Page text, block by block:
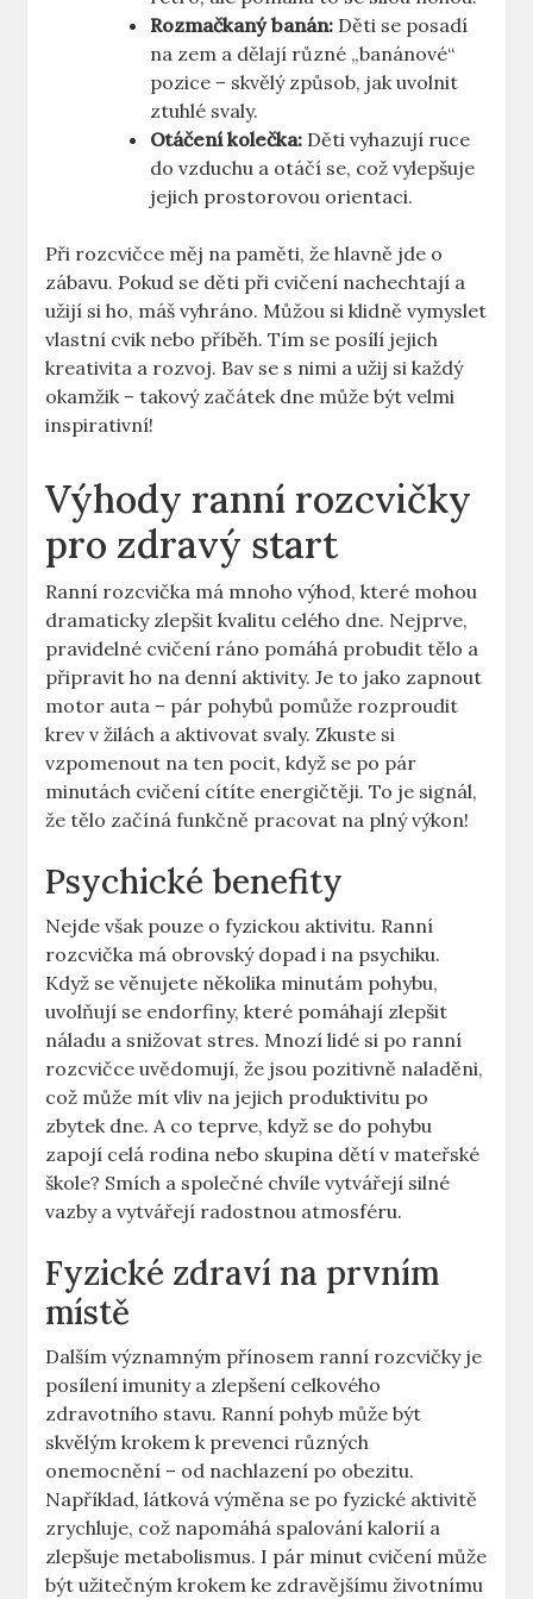
Rozmačkaný banán: Děti se posadí
na zem a dělají různé „banánové“
pozice – skvělý způsob, jak uvolnit
ztuhlé svaly.
Otáčení kolečka: Děti vyhazují ruce
do vzduchu a otáčí se, což vylepšuje
jejich prostorovou orientaci.
Při rozcvičce měj na paměti, že hlavně jde o
zábavu. Pokud se děti při cvičení nachechtají a
užijí si ho, máš vyhráno. Můžou si klidně vymyslet
vlastní cvik nebo příběh. Tím se posílí jejich
kreativita a rozvoj. Bav se s nimi a užij si každý
okamžik – takový začátek dne může být velmi
inspirativní!
Výhody ranní rozcvičky
pro zdravý start
Ranní rozcvička má mnoho výhod, které mohou
dramaticky zlepšit kvalitu celého dne. Nejprve,
pravidelné cvičení ráno pomáhá probudit tělo a
připravit ho na denní aktivity. Je to jako zapnout
motor auta – pár pohybů pomůže rozproudit
krev v žilách a aktivovat svaly. Zkuste si
vzpomenout na ten pocit, když se po pár
minutách cvičení cítíte energičtěji. To je signál,
že tělo začíná funkčně pracovat na plný výkon!
Psychické benefity
Nejde však pouze o fyzickou aktivitu. Ranní
rozcvička má obrovský dopad i na psychiku.
Když se věnujete několika minutám pohybu,
uvolňují se endorfiny, které pomáhají zlepšit
náladu a snižovat stres. Mnozí lidé si po ranní
rozcvičce uvědomují, že jsou pozitivně naladěni,
což může mít vliv na jejich produktivitu po
zbytek dne. A co teprve, když se do pohybu
zapojí celá rodina nebo skupina dětí v mateřské
škole? Smích a společné chvíle vytvářejí silné
vazby a vytvářejí radostnou atmosféru.
Fyzické zdraví na prvním
místě
Dalším významným přínosem ranní rozcvičky je
posílení imunity a zlepšení celkového
zdravotního stavu. Ranní pohyb může být
skvělým krokem k prevenci různých
onemocnění – od nachlazení po obezitu.
Například, látková výměna se po fyzické aktivitě
zrychluje, což napomáhá spalování kalorií a
zlepšuje metabolismus. I pár minut cvičení může
být užitečným krokem ke zdravějšímu životnímu